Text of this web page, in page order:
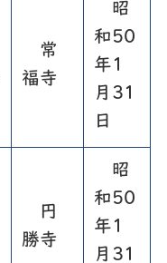
常
福寺
昭
和50
年1
月31
日
円
勝寺
昭
和50
年1
月31